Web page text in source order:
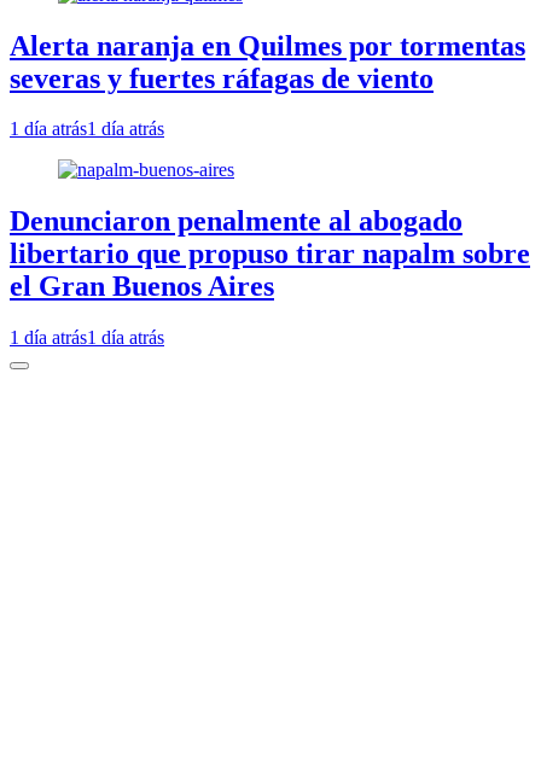
Alerta naranja en Quilmes por tormentas
severas y fuertes ráfagas de viento
1 día atrás1 día atrás
Denunciaron penalmente al abogado
libertario que propuso tirar napalm sobre
el Gran Buenos Aires
1 día atrás1 día atrás